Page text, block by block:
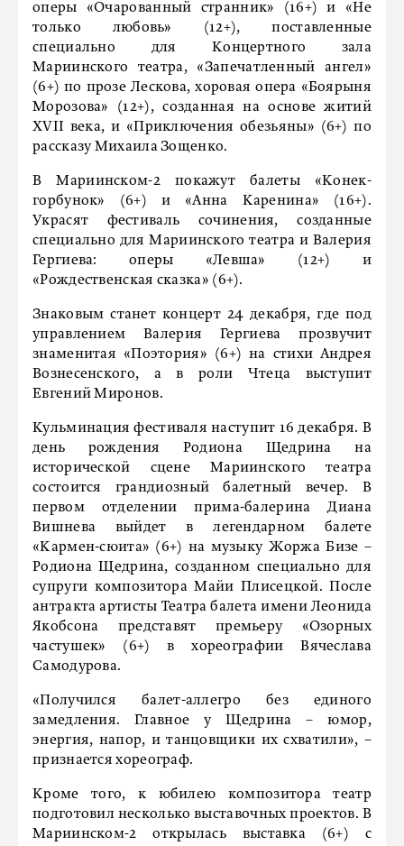
оперы «Очарованный странник» (16+) и «Не
только любовь» (12+), поставленные
специально для Концертного зала
Мариинского театра, «Запечатленный ангел»
(6+) по прозе Лескова, хоровая опера «Боярыня
Морозова» (12+), созданная на основе житий
XVII века, и «Приключения обезьяны» (6+) по
рассказу Михаила Зощенко.
В Мариинском-2 покажут балеты «Конек-
горбунок» (6+) и «Анна Каренина» (16+).
Украсят фестиваль сочинения, созданные
специально для Мариинского театра и Валерия
Гергиева: оперы «Левша» (12+) и
«Рождественская сказка» (6+).
Знаковым станет концерт 24 декабря, где под
управлением Валерия Гергиева прозвучит
знаменитая «Поэтория» (6+) на стихи Андрея
Вознесенского, а в роли Чтеца выступит
Евгений Миронов.
Кульминация фестиваля наступит 16 декабря. В
день рождения Родиона Щедрина на
исторической сцене Мариинского театра
состоится грандиозный балетный вечер. В
первом отделении прима-балерина Диана
Вишнева выйдет в легендарном балете
«Кармен-сюита» (6+) на музыку Жоржа Бизе –
Родиона Щедрина, созданном специально для
супруги композитора Майи Плисецкой. После
антракта артисты Театра балета имени Леонида
Якобсона представят премьеру «Озорных
частушек» (6+) в хореографии Вячеслава
Самодурова.
«Получился балет-аллегро без единого
замедления. Главное у Щедрина – юмор,
энергия, напор, и танцовщики их схватили», –
признается хореограф.
Кроме того, к юбилею композитора театр
подготовил несколько выставочных проектов. В
Мариинском-2 открылась выставка (6+) с